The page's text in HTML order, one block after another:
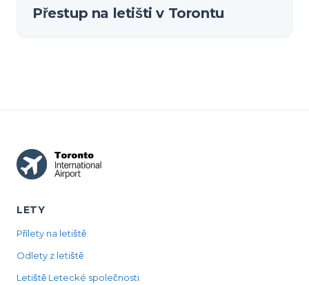
Přestup na letišti v Torontu
LETY
Přílety na letiště
Odlety z letiště
Letiště Letecké společnosti